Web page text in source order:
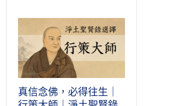
真信念佛，必得往生｜